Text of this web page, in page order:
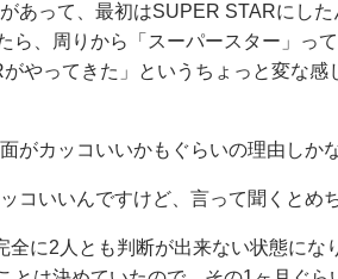
あって、最初はSUPER STARにし
ら、周りから「スーパースター」っ
やってきた」というちょっと変な
がカッコいいかもぐらいの理由しか
コいいんですけど、言って聞くとめ
全に2人とも判断が出来ない状態に